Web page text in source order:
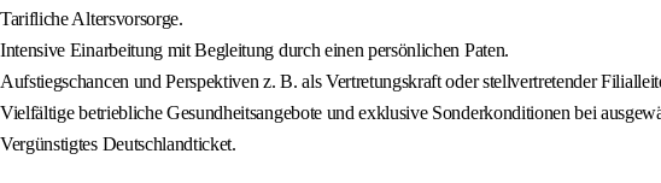
Tarifliche Altersvorsorge.
Intensive Einarbeitung mit Begleitung durch einen persönlichen Paten.
Aufstiegschancen und Perspektiven z. B. als Vertretungskraft oder stellvertretender
Vielfältige betriebliche Gesundheitsangebote und exklusive Sonderkonditionen bei
Vergünstigtes Deutschlandticket.